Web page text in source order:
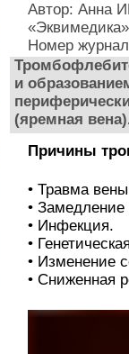
Автор: Анна
«Эквимедика»
Номер
и
(яремная
Причины
• Травма
• Замедление
• Инфекция.
•
• Изменение
• Сниженная